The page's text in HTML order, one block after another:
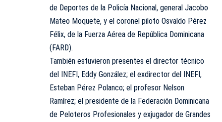
de Deportes de la Policía Nacional, general Jacobo
Mateo Moquete, y el coronel piloto Osvaldo Pérez
Félix, de la Fuerza Aérea de República Dominicana
(FARD).
También estuvieron presentes el director técnico
del INEFI, Eddy González; el exdirector del INEFI,
Esteban Pérez Polanco; el profesor Nelson
Ramírez; el presidente de la Federación Dominicana
de Peloteros Profesionales y exjugador de Grandes